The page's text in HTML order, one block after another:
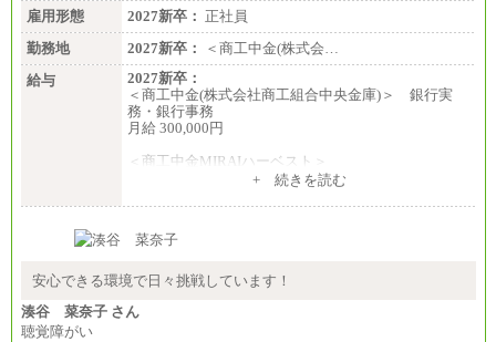
雇用形態
2027新卒： 正社員
勤務地
2027新卒：
＜商工中金(株式会…
給与
2027新卒：
＜商工中金(株式会社商工組合中央金庫)＞ 銀行実
務・銀行事務
月給 300,000円
＜商工中金MIRAIハーベスト＞
+ 続きを読む
安心できる環境で日々挑戦しています！
湊谷 菜奈子 さん
聴覚障がい